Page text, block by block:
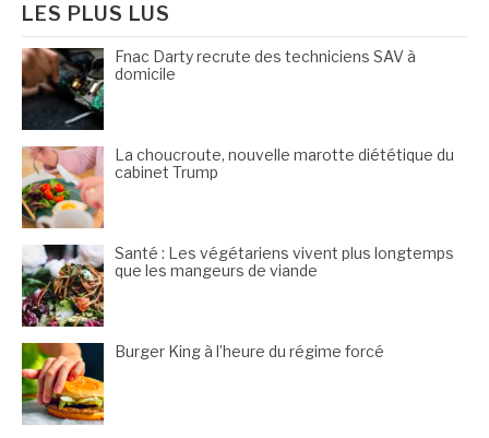
LES PLUS LUS
Fnac Darty recrute des techniciens SAV à
domicile
La choucroute, nouvelle marotte diététique du
cabinet Trump
Santé : Les végétariens vivent plus longtemps
que les mangeurs de viande
Burger King à l’heure du régime forcé